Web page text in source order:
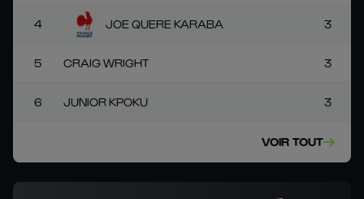
4 JOE QUERE KARABA 3
5 CRAIG WRIGHT 3
6 JUNIOR KPOKU 3
VOIR TOUT